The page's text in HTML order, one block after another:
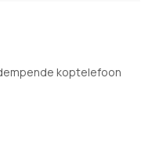
koptelefoon